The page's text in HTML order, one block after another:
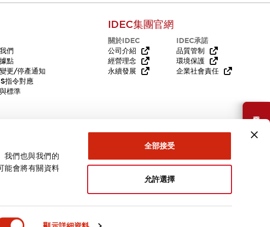
我們也與我們的
能會將有關資料
全部接受
允許選擇
需要幫助嗎？
們
點
更/停產通知
指令對應
標準
IDEC集團官網
關於IDEC
公司介紹
經營理念
永續發展
IDEC承諾
品質管制
環境保護
企業社會責任
台灣